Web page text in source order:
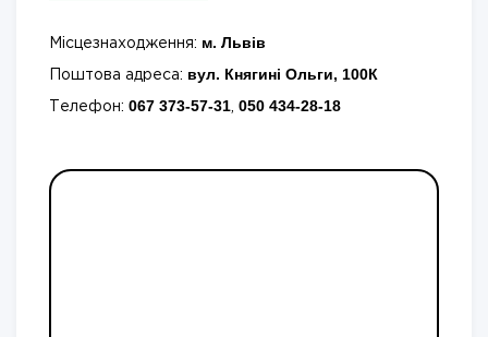
Місцезнаходження: м. Львів
Поштова адреса: вул. Княгині Ольги, 100К
Телефон: 067 373-57-31 050 434-28-18